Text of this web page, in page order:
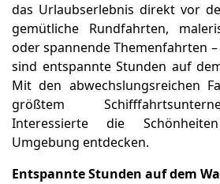
das Urlaubserlebnis direkt vor
gemütliche Rundfahrten,
oder spannende Themenfahrten
sind entspannte Stunden auf
Mit den abwechslungsreichen
größtem
Interessierte die
Umgebung entdecken.
Entspannte Stunden auf dem